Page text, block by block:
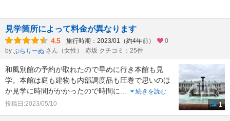
見学箇所によって料金が異なります
4.5 旅行時期：2023/01（約4年前）
0
by ぷらりーぬ さん（女性） 赤坂 クチコミ：25件
和風別館の予約が取れたので早めに行き本館も見
学。本館は庭も建物も内部調度品も圧巻で思いのほ
か見学に時間がかかったので時間に
続きを読む
投稿日:2023/05/10
1